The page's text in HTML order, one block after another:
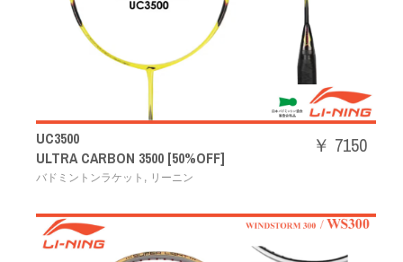
UC3500
ULTRA CARBON 3500 [50%OFF]
バドミントンラケット , リーニン
￥ 7150